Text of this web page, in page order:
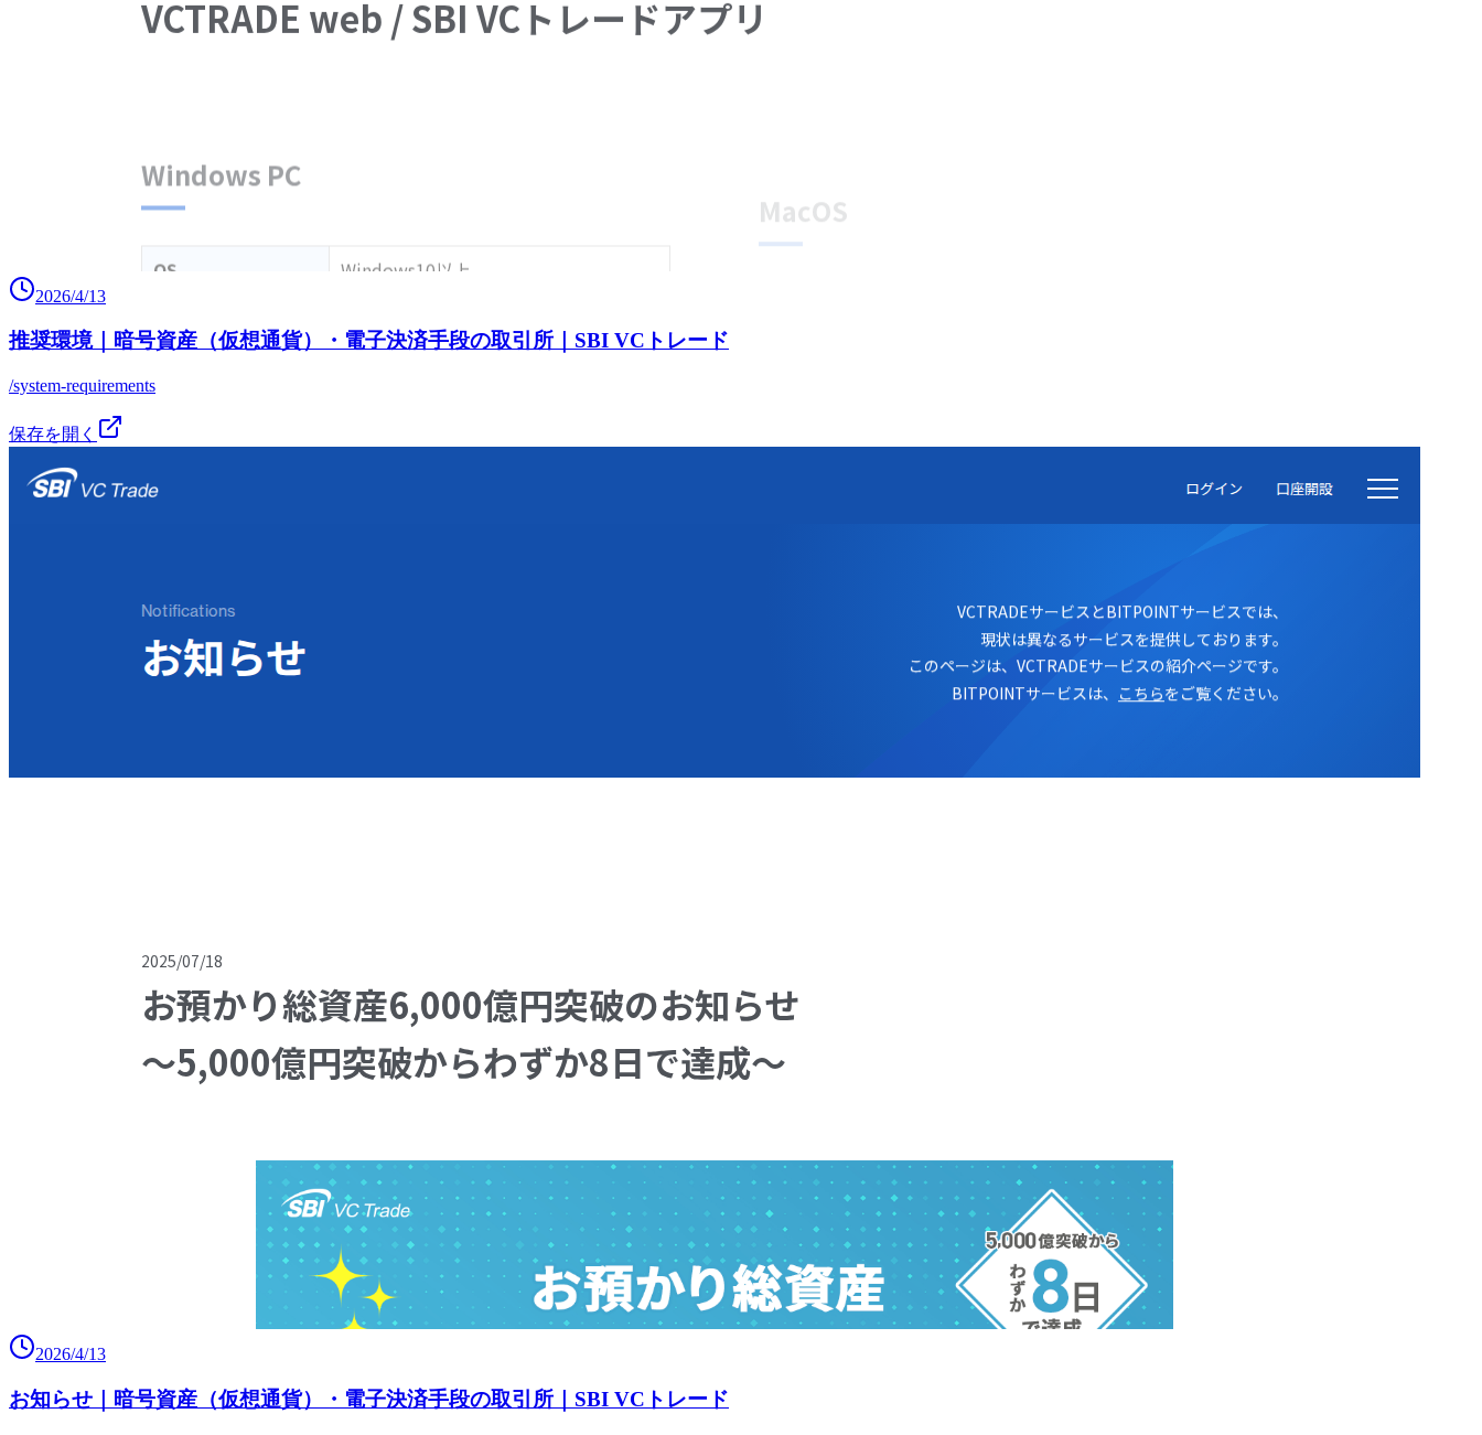
2026/4/13
推奨環境｜暗号資産（仮想通貨）・電子決済手段の取引所｜SBI VCトレード
/system-requirements
保存を開く
2026/4/13
お知らせ｜暗号資産（仮想通貨）・電子決済手段の取引所｜SBI VCトレード